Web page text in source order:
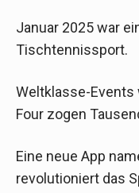
Januar 2025 war
Tischtennissport.
Weltklasse-Events
Four zogen
Eine neue App
revolutioniert das